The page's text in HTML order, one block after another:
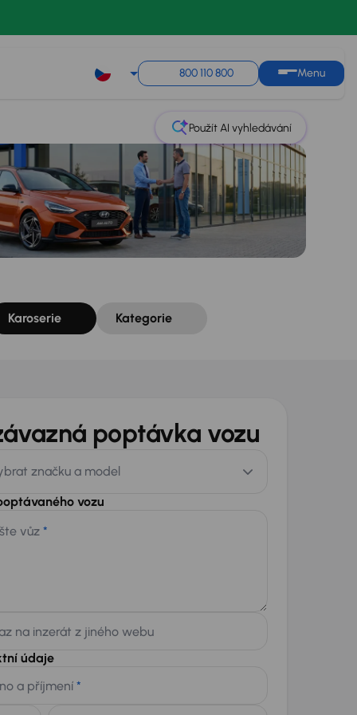
800 110 800 Menu
Použít AI vyhledávání
Karoserie Kategorie
poptávka vozu
značku a model
vozu
vůz *
na inzerát z jiného webu
údaje
a příjmení *